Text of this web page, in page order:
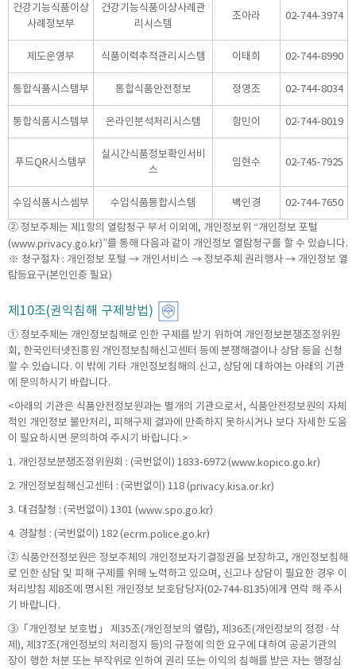
건강기능식품이상
사례정보부
건강기능식품이상사례관
리시스템
조아라 02-744-3974
제도운영부 식품이력추적관리시스템 이태희 02-744-8990
통합식품시스템부 통합식품안전정보 정영조 02-744-8034
통합식품시스템부 온라인분석처리시스템 함민이 02-744-8019
푸드QR시스템부
실시간식품정보확인서비
스
임현수 02-745-7925
수입식품시스셈부 수입식품통합시스템 백인경
02-744-7650
② 정보주체는 제1항의 열람청구 부서 이외에, 개인정보위 “개인정보 포털
(www.privacy.go.kr)”를 통해 다음과 같이 개인정보 열람청구를 할 수 있습니다.
※ 청구절차 : 개인정보 포털 → 개인서비스 → 정보주체 권리행사 → 개인정보 열
람등요구(본인인증 필요)
제10조(권익침해 구제방법)
① 정보주체는 개인정보침해로 인한 구제를 받기 위하여 개인정보분쟁조정위원
회, 한국인터넷진흥원 개인정보침해신고센터 등에 분쟁해결이나 상담 등을 신청
할 수 있습니다. 이 밖에 기타 개인정보침해의 신고, 상담에 대하여는 아래의 기관
에 문의하시기 바랍니다.
<아래의 기관은 식품안전정보원과는 별개의 기관으로서, 식품안전정보원의 자체
적인 개인정보 불만처리, 피해구제 결과에 만족하지 못하시거나 보다 자세한 도움
이 필요하시면 문의하여 주시기 바랍니다.>
1. 개인정보분쟁조정위원회 : (국번없이) 1833-6972 (www.kopico.go.kr)
2. 개인정보침해신고센터 : (국번없이) 118 (privacy.kisa.or.kr)
3. 대검찰청 : (국번없이) 1301 (www.spo.go.kr)
4. 경찰청 : (국번없이) 182 (ecrm.police.go.kr)
② 식품안전정보원은 정보주체의 개인정보자기결정권을 보장하고, 개인정보침해
로 인한 상담 및 피해 구제를 위해 노력하고 있으며, 신고나 상담이 필요한 경우 이
처리방침 제8조에 명시된 개인정보 보호담당자(02-744-8135)에게 연락 해 주시
기 바랍니다.
③「개인정보 보호법」 제35조(개인정보의 열람), 제36조(개인정보의 정정·삭
제), 제37조(개인정보의 처리정지 등)의 규정에 의한 요구에 대하여 공공기관의
장이 행한 처분 또는 부작위로 인하여 권리 또는 이익의 침해를 받은 자는 행정심